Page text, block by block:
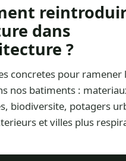
dans
?
concretes pour ramener
nos batiments :
biodiversite, potagers
et villes plus